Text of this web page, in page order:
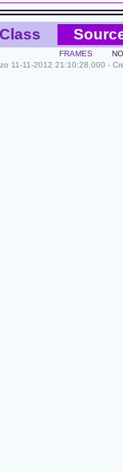
Class
FRAMES
11-11-2012 21:10:28.000 -